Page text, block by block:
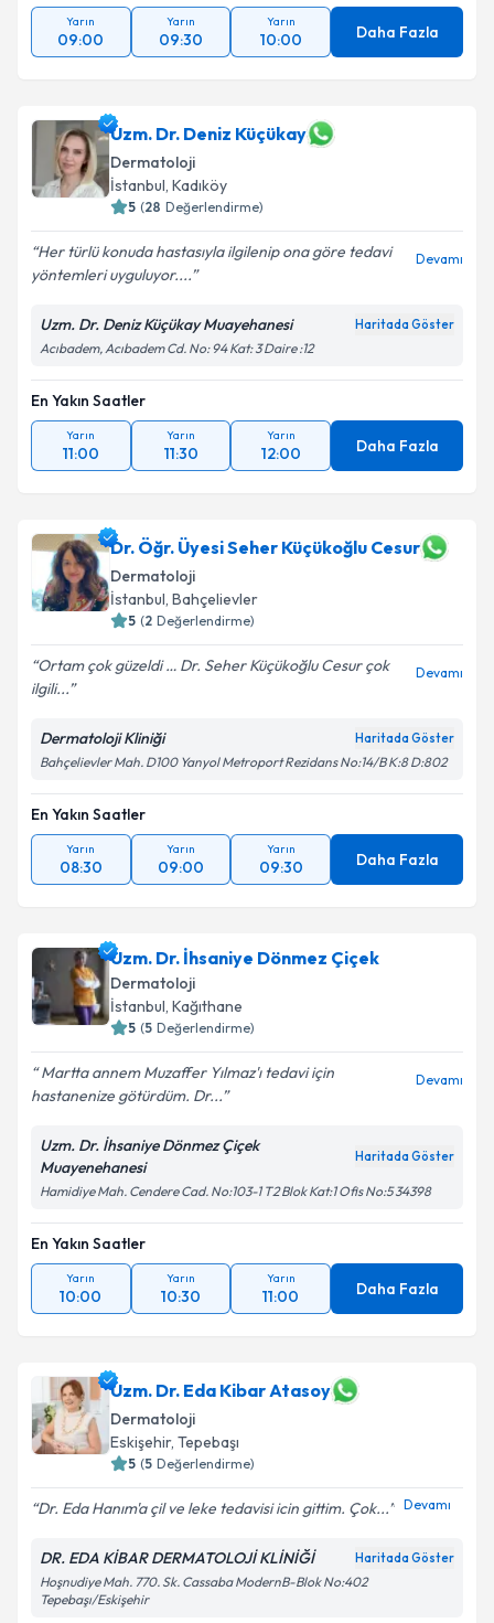
Yarın
09:00
Yarın
09:30
Yarın
10:00 Daha Fazla
Uzm. Dr. Deniz Küçükay
Dermatoloji
İstanbul, Kadıköy
5 (28 Değerlendirme)
Her türlü konuda hastasıyla ilgilenip ona göre tedavi
yöntemleri uyguluyor....
Devamı
Uzm. Dr. Deniz Küçükay Muayehanesi Haritada Göster
Acıbadem, Acıbadem Cd. No: 94 Kat: 3 Daire :12
En Yakın Saatler
Yarın
11:00
Yarın
11:30
Yarın
12:00 Daha Fazla
Dr. Öğr. Üyesi Seher Küçükoğlu Cesur
Dermatoloji
İstanbul, Bahçelievler
5 (2 Değerlendirme)
Ortam çok güzeldi … Dr. Seher Küçükoğlu Cesur çok
ilgili...
Devamı
Dermatoloji Kliniği Haritada Göster
Bahçelievler Mah. D100 Yanyol Metroport Rezidans No:14/B K:8 D:802
En Yakın Saatler
Yarın
08:30
Yarın
09:00
Yarın
09:30 Daha Fazla
Uzm. Dr. İhsaniye Dönmez Çiçek
Dermatoloji
İstanbul, Kağıthane
5 (5 Değerlendirme)
Martta annem Muzaffer Yılmaz'ı tedavi için
hastanenize götürdüm. Dr...
Devamı
Uzm. Dr. İhsaniye Dönmez Çiçek
Muayenehanesi
Haritada Göster
Hamidiye Mah. Cendere Cad. No:103-1 T2 Blok Kat:1 Ofis No:5 34398
En Yakın Saatler
Yarın
10:00
Yarın
10:30
Yarın
11:00 Daha Fazla
Uzm. Dr. Eda Kibar Atasoy
Dermatoloji
Eskişehir, Tepebaşı
5 (5 Değerlendirme)
Dr. Eda Hanım'a çil ve leke tedavisi icin gittim. Çok... Devamı
DR. EDA KİBAR DERMATOLOJİ KLİNİĞİ Haritada Göster
Hoşnudiye Mah. 770. Sk. Cassaba ModernB-Blok No:402
Tepebaşı/Eskişehir